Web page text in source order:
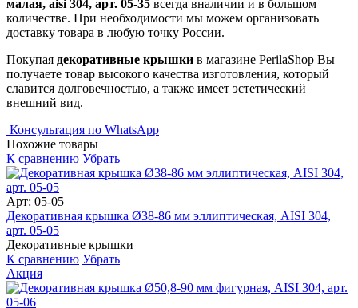
малая, aisi 304, арт. 05-35 всегда вналичии и в большом
количестве. При необходимости мы можем организовать
доставку товара в любую точку России.
Покупая декоративные крышки в магазине PerilaShop Вы
получаете товар высокого качества изготовления, который
славится долговечностью, а также имеет эстетический
внешний вид.
Консультация по WhatsApp
Похожие товары
К сравнению Убрать
Арт: 05-05
Декоративная крышка Ø38-86 мм эллиптическая, AISI 304,
арт. 05-05
Декоративные крышки
К сравнению Убрать
Акция